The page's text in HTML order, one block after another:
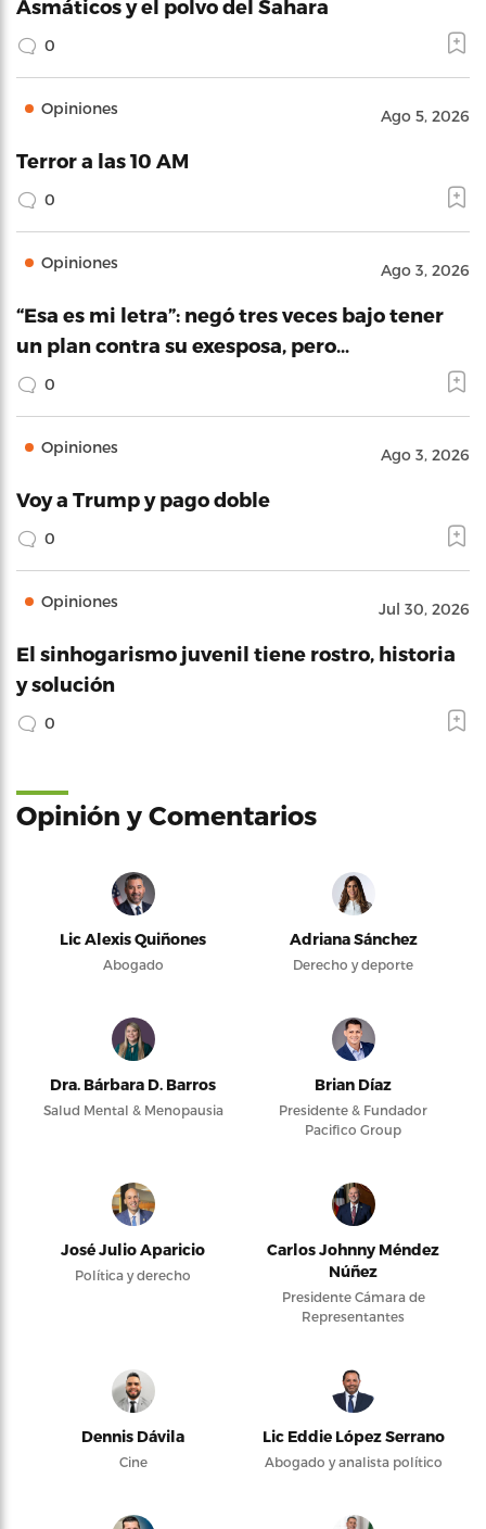
Asmáticos y el polvo del Sahara
0
Opiniones Ago 5, 2026
Terror a las 10 AM
0
Opiniones Ago 3, 2026
“Esa es mi letra”: negó tres veces bajo tener
un plan contra su exesposa, pero…
0
Opiniones Ago 3, 2026
Voy a Trump y pago doble
0
Opiniones Jul 30, 2026
El sinhogarismo juvenil tiene rostro, historia
y solución
0
Opinión y Comentarios
Lic Alexis Quiñones
Abogado
Adriana Sánchez
Derecho y deporte
Dra. Bárbara D. Barros
Salud Mental & Menopausia
Brian Díaz
Presidente & Fundador
Pacifico Group
José Julio Aparicio
Política y derecho
Carlos Johnny Méndez
Núñez
Presidente Cámara de
Representantes
Dennis Dávila
Cine
Lic Eddie López Serrano
Abogado y analista político